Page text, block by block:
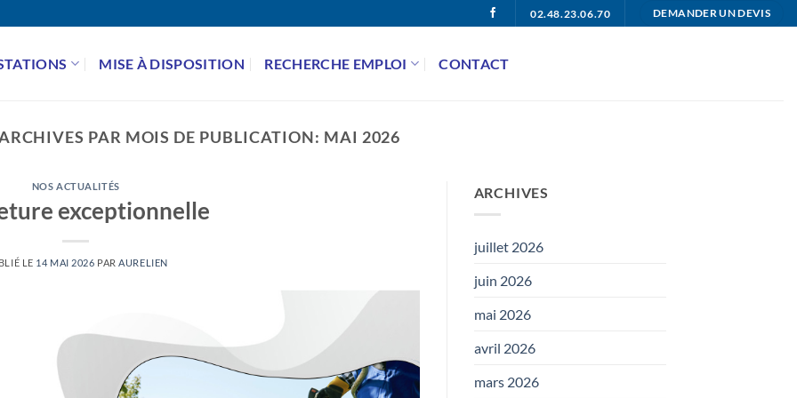
02.48.23.06.70 DEMANDER UN DEVIS
MISE À DISPOSITION RECHERCHE EMPLOI CONTACT
PAR MOIS DE PUBLICATION: MAI 2026
NOS ACTUALITÉS
exceptionnelle
LE 14 MAI 2026 PARAURELIEN
ARCHIVES
juillet 2026
juin 2026
mai 2026
avril 2026
mars 2026